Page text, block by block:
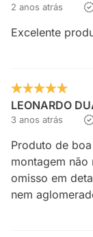
2 anos atrás
Excelente
LEONARDO
3 anos atrás
Produto de
montagem não
omisso em
nem